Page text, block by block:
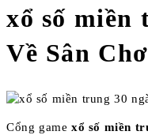
xổ số miền
Về Sân
Cổng game xổ số miền